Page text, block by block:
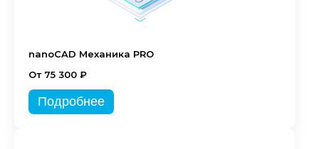
nanoCAD Механика PRO
От 75 300 ₽
Подробнее